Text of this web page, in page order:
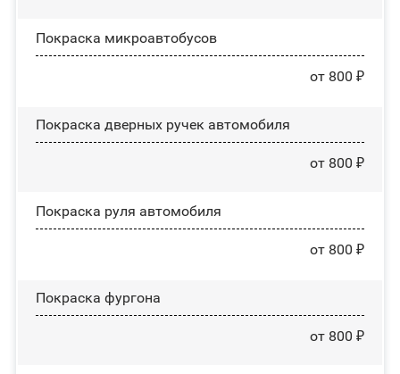
Покраска микроавтобусов
от 800 ₽
Покраска дверных ручек автомобиля
от 800 ₽
Покраска руля автомобиля
от 800 ₽
Покраска фургона
от 800 ₽